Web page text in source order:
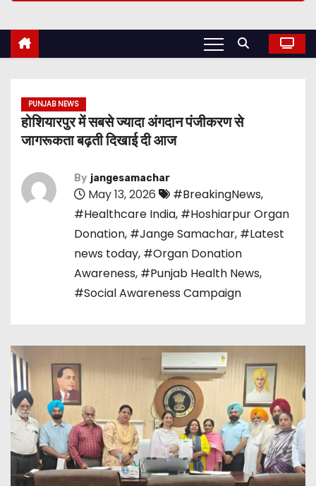
PUNJAB NEWS
होशियारपुर में सबसे ज्यादा अंगदान पंजीकरण से
जागरूकता बढ़ती दिखाई दी आज
By jangesamachar
May 13, 2026 #BreakingNews,
#Healthcare India, #Hoshiarpur Organ
Donation, #Jange Samachar, #Latest
news today, #Organ Donation
Awareness, #Punjab Health News,
#Social Awareness Campaign